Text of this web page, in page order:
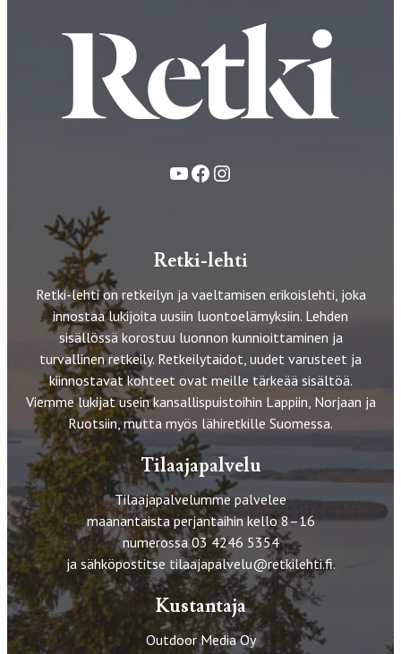
YouTube
FacebookInstagram
Retki-lehti
Retki-lehti on retkeilyn ja vaeltamisen erikoislehti, joka
innostaa lukijoita uusiin luontoelämyksiin. Lehden
sisällössä korostuu luonnon kunnioittaminen ja
turvallinen retkeily. Retkeilytaidot, uudet varusteet ja
kiinnostavat kohteet ovat meille tärkeää sisältöä.
Viemme lukijat usein kansallispuistoihin Lappiin, Norjaan ja
Ruotsiin, mutta myös lähiretkille Suomessa.
Tilaajapalvelu
Tilaajapalvelumme palvelee
maanantaista perjantaihin kello 8–16
numerossa 03 4246 5354
ja sähköpostitse tilaajapalvelu@retkilehti.fi.
Kustantaja
Outdoor Media Oy